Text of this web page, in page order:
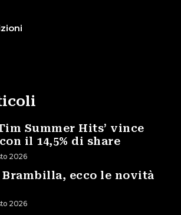
Summer Hits’ vince
il 14,5% di share
2026
Brambilla, ecco le novità
2026